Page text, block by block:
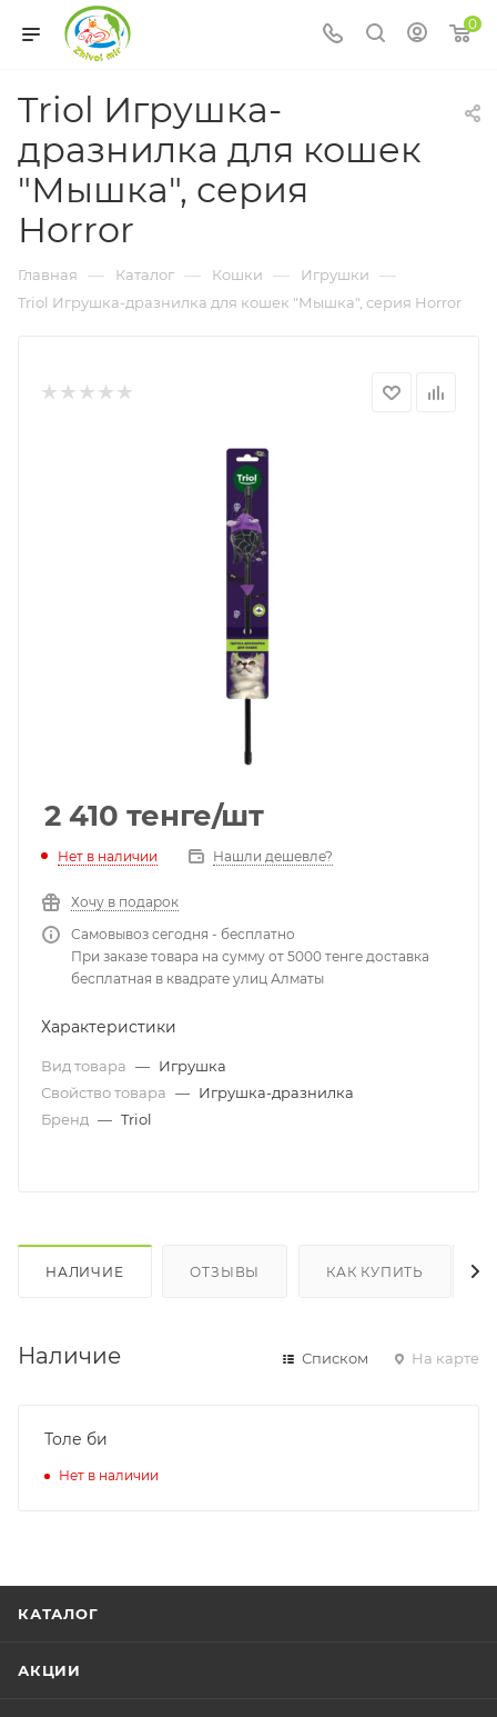
0
Triol Игрушка-
дразнилка для кошек
"Мышка", серия
Horror
Главная — Каталог — Кошки — Игрушки —
Triol Игрушка-дразнилка для кошек "Мышка", серия Horror
2 410 тенге/шт
Нет в наличии Нашли дешевле?
Хочу в подарок
Самовывоз сегодня - бесплатно
При заказе товара на сумму от 5000 тенге доставка
бесплатная в квадрате улиц Алматы
Характеристики
Вид товара — Игрушка
Свойство товара — Игрушка-дразнилка
Бренд — Triol
НАЛИЧИЕ ОТЗЫВЫ КАК КУПИТЬ
Наличие Списком На карте
Толе би
Нет в наличии
КАТАЛОГ
АКЦИИ